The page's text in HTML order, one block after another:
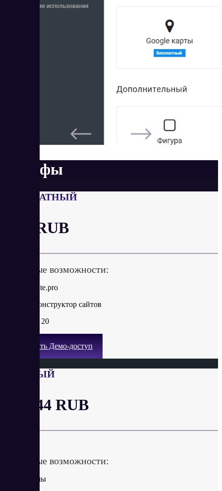
Тарифы
БЕСПЛАТНЫЙ
от 0 RUB
Ключевые возможности:
Реклама Site.pro
Базовый конструктор сайтов
Шаблоны: 20
Получить Демо-доступ
БАЗОВЫЙ
от 4.44 RUB
Ключевые возможности:
Без рекламы